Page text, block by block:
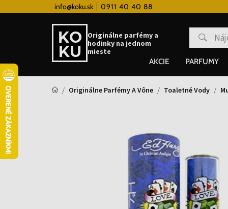
info@koku.sk 0911 40 40 88Vernostný systém
Originálne parfémy a
hodinky na jednom
mieste
AKCIE PARFUMY
Originálne Parfémy A Vône Toaletné Vody